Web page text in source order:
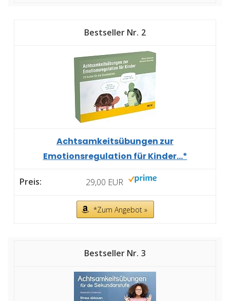
2
Achtsamkeitsübungen zur
Emotionsregulation für Kinder...*
29,00 EUR
*Zum Angebot »
3